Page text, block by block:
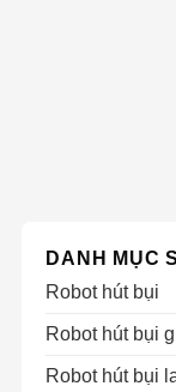
DANH MỤC
Robot hút bụi
Robot hút bụi
Robot hút bụi